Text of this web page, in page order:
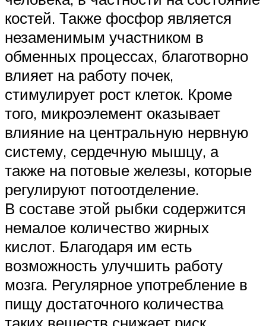
костей. Также фосфор является
незаменимым участником в
обменных процессах, благотворно
влияет на работу почек,
стимулирует рост клеток. Кроме
того, микроэлемент оказывает
влияние на центральную нервную
систему, сердечную мышцу, а
также на потовые железы, которые
регулируют потоотделение.
В составе этой рыбки содержится
немалое количество жирных
кислот. Благодаря им есть
возможность улучшить работу
мозга. Регулярное употребление в
пищу достаточного количества